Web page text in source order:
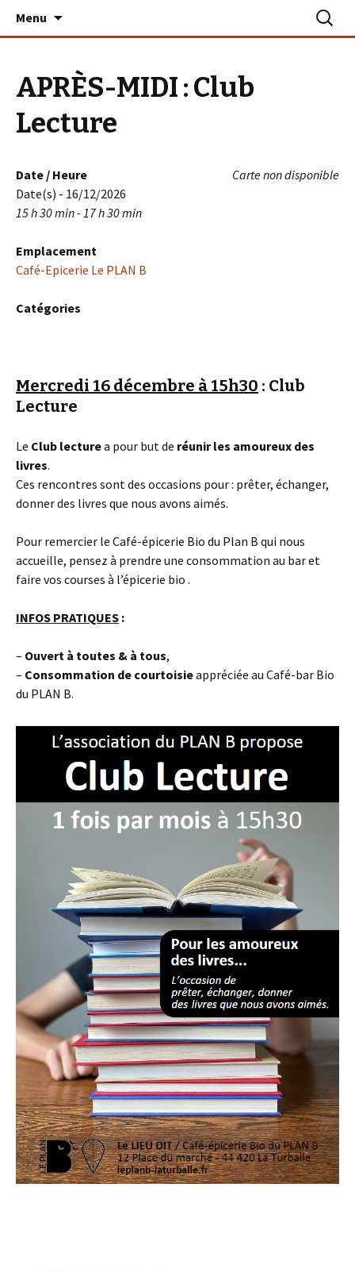
Le PLAN B – La Turballe
Menu
APRÈS-MIDI : Club
Lecture
Carte non disponible
Date / Heure
Date(s) - 16/12/2026
15 h 30 min - 17 h 30 min
Emplacement
Café-Epicerie Le PLAN B
Catégories
Mercredi 16 décembre à 15h30 : Club
Lecture
Le Club lecturea pour but de réunir les amoureux des
livres.
Ces rencontres sont des occasions pour : prêter, échanger,
donner des livres que nous avons aimés.
Pour remercier le Café-épicerie Bio du Plan B qui nous
accueille, pensez à prendre une consommation au bar et
faire vos courses à l’épicerie bio .
INFOS PRATIQUES :
– Ouvert à toutes & à tous,
– Consommation de courtoisieappréciée au Café-bar Bio
du PLAN B.